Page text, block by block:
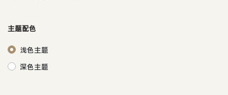
主题配色
浅色主题
深色主题